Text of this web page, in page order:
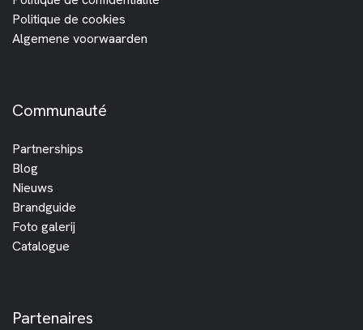
Politique de cookies
Algemene voorwaarden
Communauté
Partnerships
Blog
Nieuws
Brandguide
Foto galerij
Catalogue
Partenaires